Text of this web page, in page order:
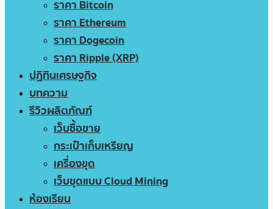
ราคา Bitcoin
ราคา Ethereum
ราคา Dogecoin
ราคา Ripple (XRP)
ปฏิทินเศรษฐกิจ
บทความ
รีวิวผลิตภัณฑ์
เว็บซื้อขาย
กระเป๋าเก็บเหรียญ
เครื่องขุด
เว็บขุดแบบ Cloud Mining
ห้องเรียน